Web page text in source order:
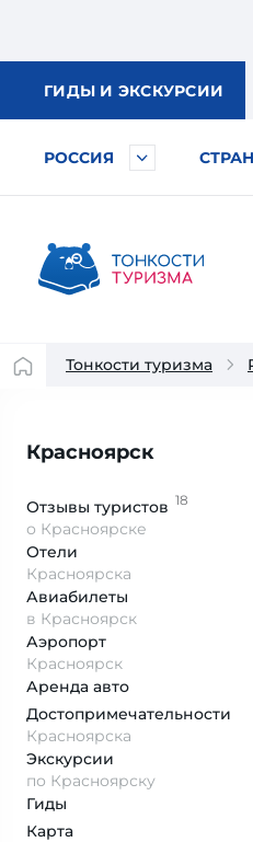
ГИДЫ И ЭКСКУРСИИ
РОССИЯ
Тонкости туризма
Красноярск
Отзывы туристов 18
о Красноярске
Отели
Красноярска
Авиабилеты
в Красноярск
Аэропорт
Красноярск
Аренда авто
Достопримеча­тельности
Красноярска
Экскурсии
по Красноярску
Гиды
Карта